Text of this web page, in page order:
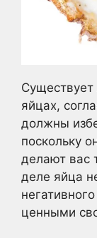
Существует
яйцах,
должны
поскольку
делают вас
деле яйца
ценными